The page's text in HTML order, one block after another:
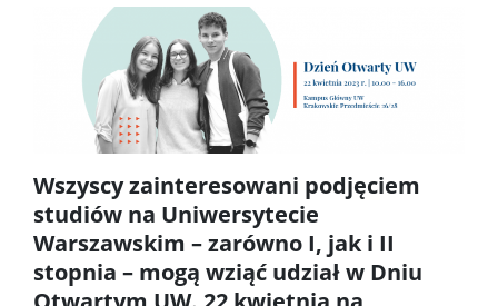
Studia doktoranckie
TRI-BIO-CHEM
RadFarm
Doktoraty wdrożeniowe
Struktura
Wszyscy zainteresowani podjęciem
studiów na Uniwersytecie
Warszawskim – zarówno I, jak i II
stopnia – mogą wziąć udział w Dniu